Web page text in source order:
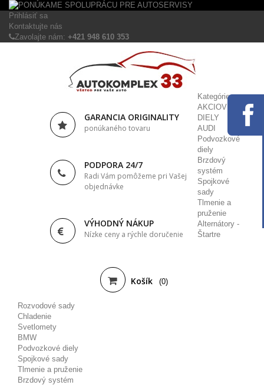
Prihlásiť sa
Kontaktujte nás
Zavolajte nám: +421 948 610 353
GARANCIA ORIGINALITY
ponúkaného tovaru
PODPORA 24/7
Radi Vám pomôžeme pri Vašej
objednávke
VÝHODNÝ NÁKUP
Nízke ceny a rýchle doručenie
Košík (0)
Kategórie
AKCIOVÉ
DIELY
AUDI
Podvozkové
diely
Brzdový
systém
Spojkové
sady
Tlmenie a
pruženie
Alternátory -
Štartre
Rozvodové sady
Chladenie
Svetlomety
BMW
Podvozkové diely
Spojkové sady
Tlmenie a pruženie
Brzdový systém